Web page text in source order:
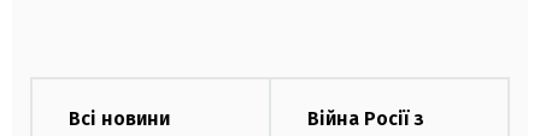
Всі новини
Війна Росії з